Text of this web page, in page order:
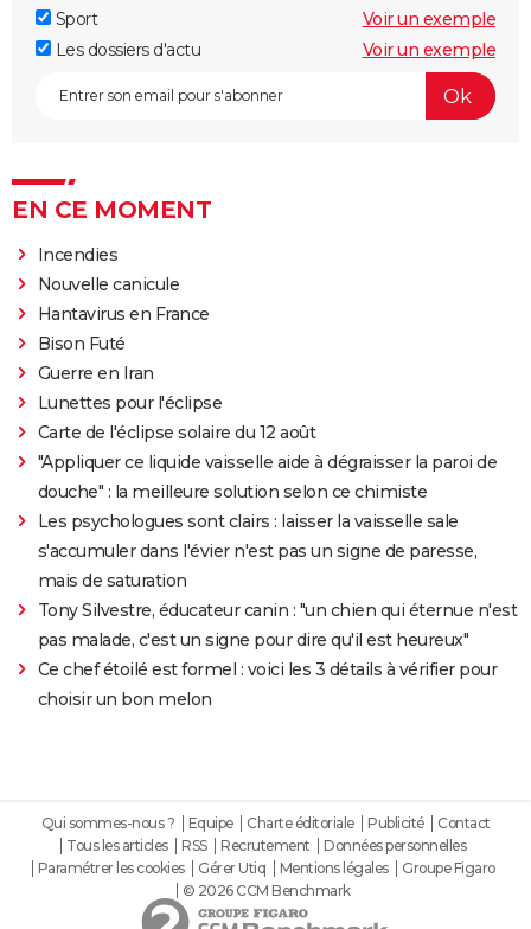
Sport
Voir un exemple
Les dossiers d'actu
Voir un exemple
EN CE MOMENT
Incendies
Nouvelle canicule
Hantavirus en France
Bison Futé
Guerre en Iran
Lunettes pour l'éclipse
Carte de l'éclipse solaire du 12 août
"Appliquer ce liquide vaisselle aide à dégraisser la paroi de
douche" : la meilleure solution selon ce chimiste
Les psychologues sont clairs : laisser la vaisselle sale
s'accumuler dans l'évier n'est pas un signe de paresse,
mais de saturation
Tony Silvestre, éducateur canin : "un chien qui éternue n'est
pas malade, c'est un signe pour dire qu'il est heureux"
Ce chef étoilé est formel : voici les 3 détails à vérifier pour
choisir un bon melon
Qui sommes-nous ? Equipe Charte éditoriale Publicité
Contact
Tous les articles
RSS Recrutement
Données personnelles
Paramétrer les cookies
Gérer Utiq Mentions légales
Groupe Figaro
© 2026 CCM Benchmark